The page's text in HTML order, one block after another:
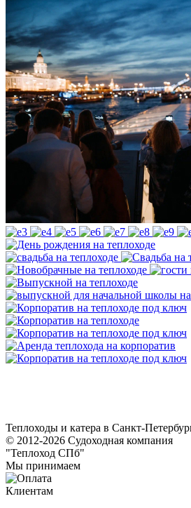
Теплоходы и катера в Санкт-
© 2012-2026 Судоходная компания
"Теплоход СПб"
Мы принимаем
Клиентам